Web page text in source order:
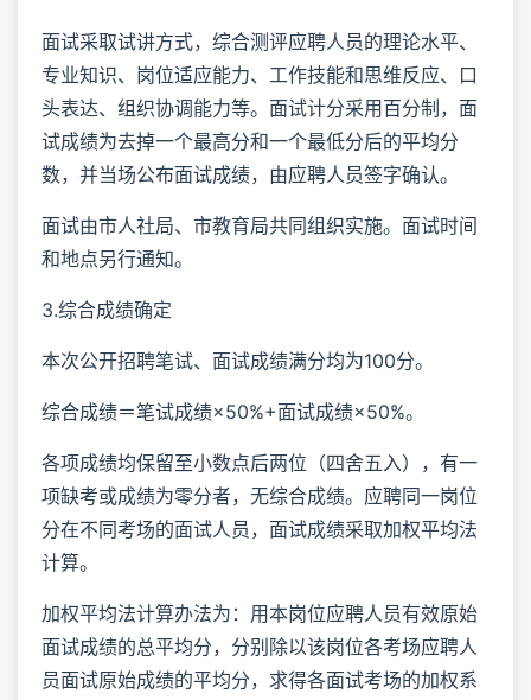
面试采取试讲方式，综合测评应聘人员的理论水平、
专业知识、岗位适应能力、工作技能和思维反应、口
头表达、组织协调能力等。面试计分采用百分制，面
试成绩为去掉一个最高分和一个最低分后的平均分
数，并当场公布面试成绩，由应聘人员签字确认。
面试由市人社局、市教育局共同组织实施。面试时间
和地点另行通知。
3.综合成绩确定
本次公开招聘笔试、面试成绩满分均为100分。
综合成绩＝笔试成绩×50%+面试成绩×50%。
各项成绩均保留至小数点后两位（四舍五入），有一
项缺考或成绩为零分者，无综合成绩。应聘同一岗位
分在不同考场的面试人员，面试成绩采取加权平均法
计算。
加权平均法计算办法为：用本岗位应聘人员有效原始
面试成绩的总平均分，分别除以该岗位各考场应聘人
员面试原始成绩的平均分，求得各面试考场的加权系